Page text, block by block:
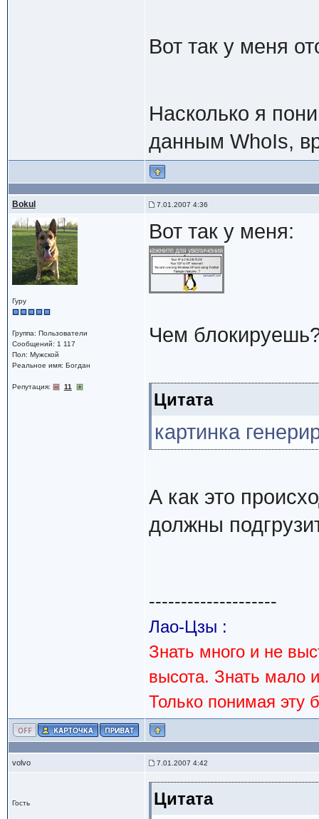
Вот так у меня
Насколько я
данным WhoIs,
Bokul 7.01.2007 4:36
Гуру
Группа: Пользователи
Сообщений: 1 117
Пол: Мужской
Реальное имя: Богдан
Репутация: 11
Вот так у меня:
Чем
Цитата
картинка
А как это
должны
--------------------
Лао-Цзы :
Знать много и не
высота. Знать мало
Только понимая эту
volvo 7.01.2007 4:42
Гость Цитата